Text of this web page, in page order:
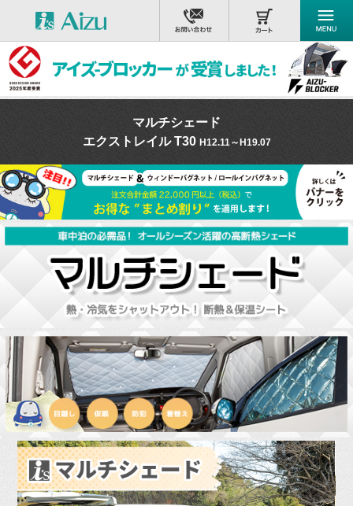
マルチシェード
エクストレイル T30 H12.11～H19.07